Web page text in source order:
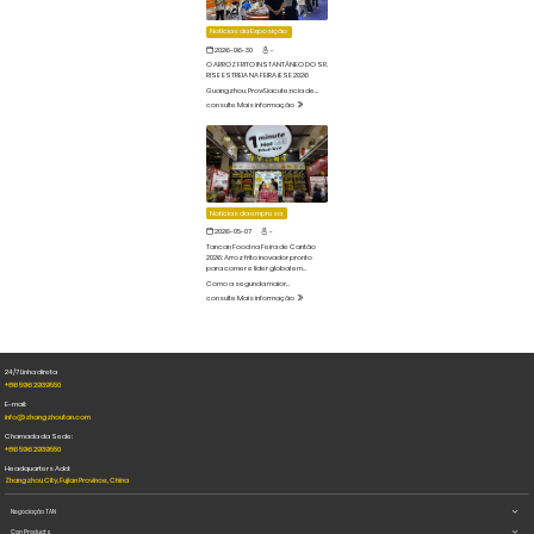
Notícias da Exposição
2026-06-30
-
O ARROZ FRITO INSTANTÂNEO DO SR.
RISE ESTREIA NA FEIRA iESE 2026
Guangzhou, Prov&iacute;ncia de
Guangdong, China &mdash; Junho
consulte Mais informação
Notícias da empresa
2026-05-07
-
Tancan Food na Feira de Cantão
2026: Arroz frito inovador pronto
para comer e líder global em
Como a segunda maior
exportadora de conservas da
China, a Tancan Food participou da
consulte Mais informação
24/7 Linha direta
+86 596 2939550
E-mail:
info@zhangzhoutan.com
Chamada da Sede:
+86 596 2939550
Headquarters Add:
Zhangzhou City, Fujian Province, China
Negociação TAN